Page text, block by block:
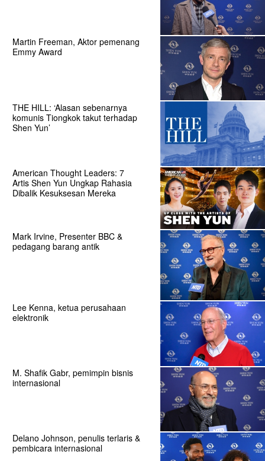
Martin Freeman, Aktor pemenang
Emmy Award
THE HILL: ‘Alasan sebenarnya
komunis Tiongkok takut terhadap
Shen Yun’
American Thought Leaders: 7
Artis Shen Yun Ungkap Rahasia
Dibalik Kesuksesan Mereka
Mark Irvine, Presenter BBC &
pedagang barang antik
Lee Kenna, ketua perusahaan
elektronik
M. Shafik Gabr, pemimpin bisnis
internasional
Delano Johnson, penulis terlaris &
pembicara internasional